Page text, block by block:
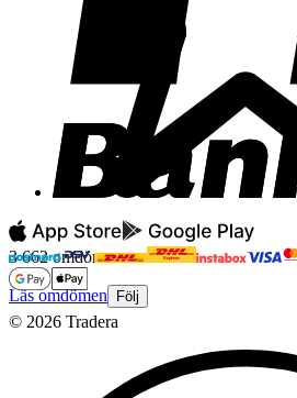
3 662 omdömen
Läs omdömen Följ
© 2026 Tradera